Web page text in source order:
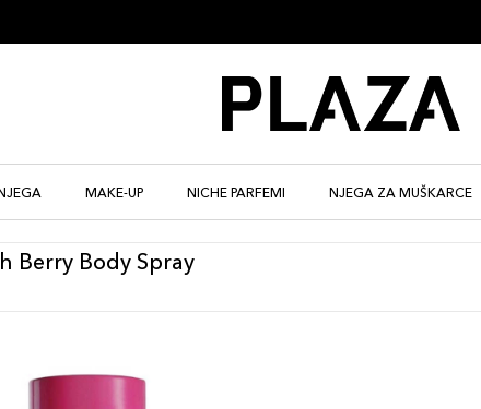
MAKE-UP NICHE PARFEMI NJEGA ZA MUŠKARCE
Berry Body Spray